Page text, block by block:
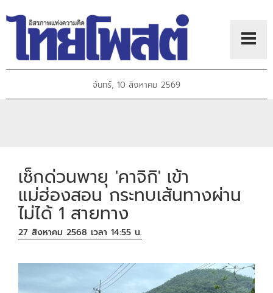
จันทร์, 10 สิงหาคม 2569
เช็กด่วนพายุ 'คาจิกิ' เข้า
แม่ฮ่องสอน กระทบเส้นทางผ่าน
ไม่ได้ 1 สายทาง
27 สิงหาคม 2568 เวลา 14:55 น.